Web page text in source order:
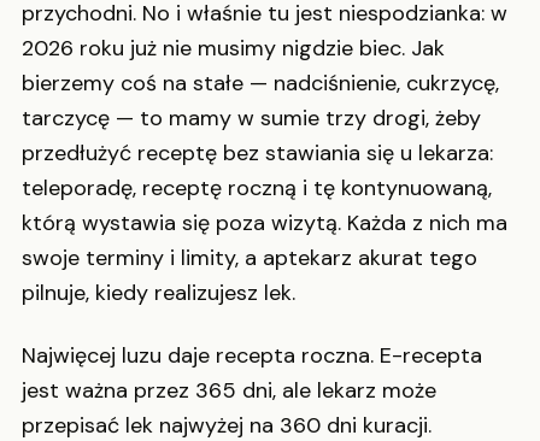
przychodni. No i właśnie tu jest niespodzianka: w
2026 roku już nie musimy nigdzie biec. Jak
bierzemy coś na stałe — nadciśnienie, cukrzycę,
tarczycę — to mamy w sumie trzy drogi, żeby
przedłużyć receptę bez stawiania się u lekarza:
teleporadę, receptę roczną i tę kontynuowaną,
którą wystawia się poza wizytą. Każda z nich ma
swoje terminy i limity, a aptekarz akurat tego
pilnuje, kiedy realizujesz lek.
Najwięcej luzu daje recepta roczna. E-recepta
jest ważna przez 365 dni, ale lekarz może
przepisać lek najwyżej na 360 dni kuracji.